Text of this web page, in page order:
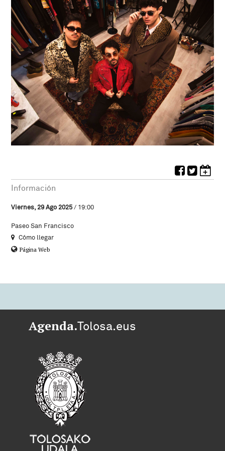
Información
Viernes, 29 Ago 2025/ 19:00
Paseo San Francisco
Cómo llegar
Página Web
Agenda.Tolosa.eus